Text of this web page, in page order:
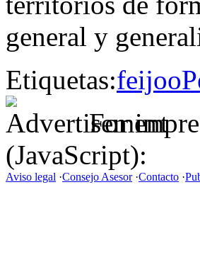
general y
Etiquetas:feijoo
For
(JavaScript):
Aviso legal ·Consejo Asesor·Contacto ·